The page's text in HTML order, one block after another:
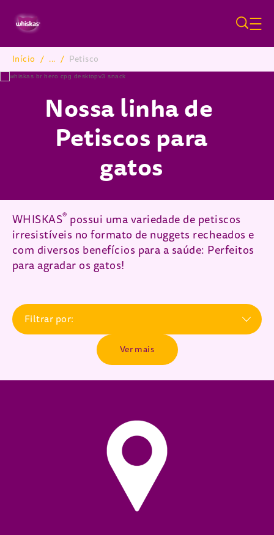
Breadcrumb
Início / ... / Petisco
Nossa linha de
Petiscos para
gatos
WHISKAS® possui uma variedade de petiscos
irresistíveis no formato de nuggets recheados e
com diversos benefícios para a saúde: Perfeitos
para agradar os gatos!
Filtrar por:
Ver mais